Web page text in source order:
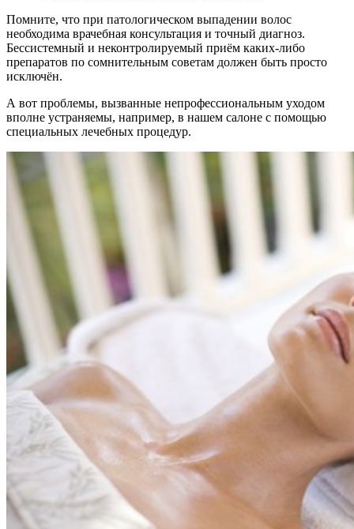
Помните, что при патологическом выпадении волос
необходима врачебная консультация и точный диагноз.
Бессистемный и неконтролируемый приём каких-либо
препаратов по сомнительным советам должен быть просто
исключён.
А вот проблемы, вызванные непрофессиональным уходом
вполне устраняемы, например, в нашем салоне с помощью
специальных лечебных процедур.